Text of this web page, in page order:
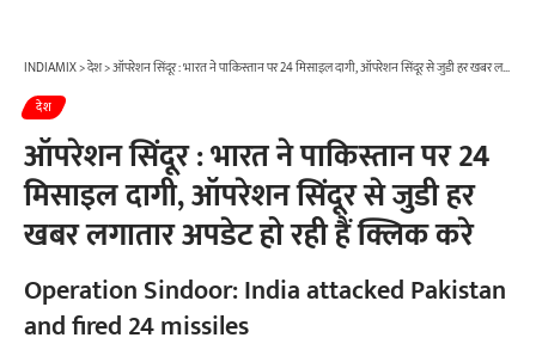
INDIAMIX>देश>ऑपरेशन सिंदूर : भारत ने पाकिस्तान पर 24 मिसाइल दागी, ऑपरेशन सिंदूर से जुडी हर खबर लगातार अपडेट हो रही हैं क्लिक करे
देश
ऑपरेशन सिंदूर : भारत ने पाकिस्तान पर 24
मिसाइल दागी, ऑपरेशन सिंदूर से जुडी हर
खबर लगातार अपडेट हो रही हैं क्लिक करे
Operation Sindoor: India attacked Pakistan
and fired 24 missiles